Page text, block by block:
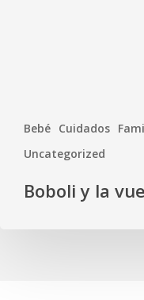
Bebé Cuidados
Uncategorized
Boboli y la